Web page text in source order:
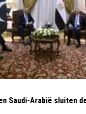
Saudi-Arabië sluiten